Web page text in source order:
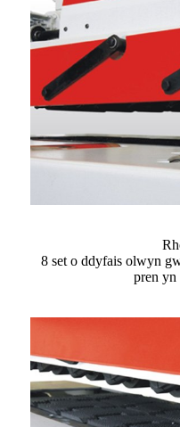
8 set o ddyfais olwyn
pren yn